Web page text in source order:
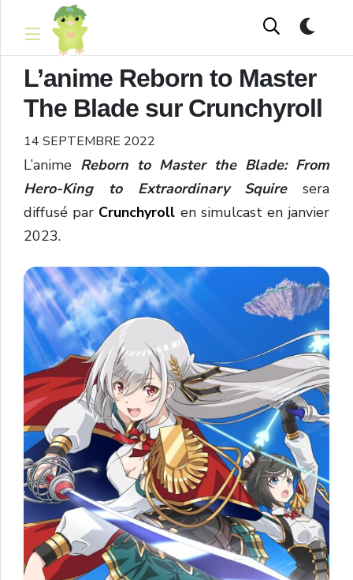
L’anime Reborn to Master
The Blade sur Crunchyroll
14 SEPTEMBRE 2022
L’anime Reborn to Master the Blade: From
Hero-King to Extraordinary Squire sera
diffusé par Crunchyroll en simulcast en janvier
2023.